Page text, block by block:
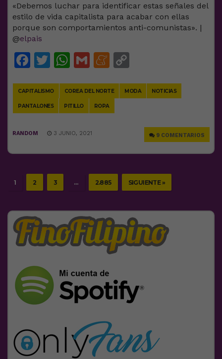
«Debemos luchar para identificar estas señales del
estilo de vida capitalista para acabar con ellas
porque son comportamientos anti-comunistas». |
@elpais
Facebook
Twitter
WhatsApp
GmailMeneame
CAPITALISMO COREA DEL NORTE MODA NOTICIAS
PANTALONES PITILLO ROPA
9 COMENTARIOS
RANDOM 3 JUNIO, 2021
1 2 3 … 2.885 SIGUIENTE »